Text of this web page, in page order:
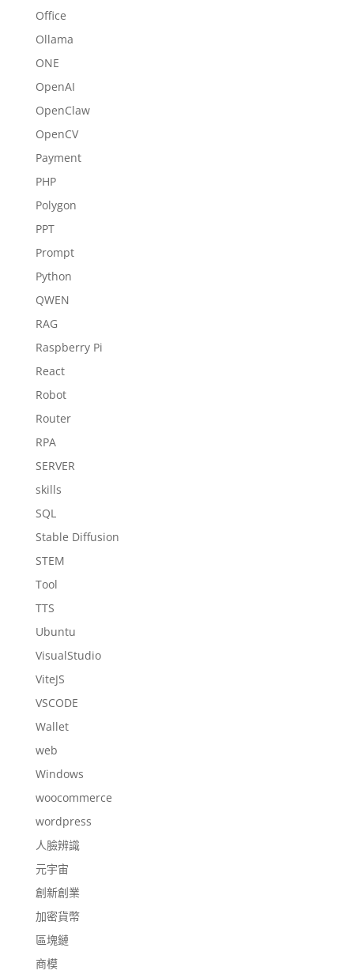
Office
Ollama
ONE
OpenAI
OpenClaw
OpenCV
Payment
PHP
Polygon
PPT
Prompt
Python
QWEN
RAG
Raspberry Pi
React
Robot
Router
RPA
SERVER
skills
SQL
Stable Diffusion
STEM
Tool
TTS
Ubuntu
VisualStudio
ViteJS
VSCODE
Wallet
web
Windows
woocommerce
wordpress
人臉辨識
元宇宙
創新創業
加密貨幣
區塊鏈
商模